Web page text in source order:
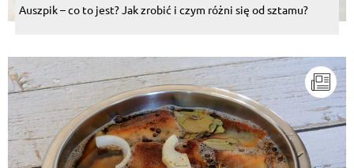
Auszpik – co to jest? Jak zrobić i czym różni się od sztamu?